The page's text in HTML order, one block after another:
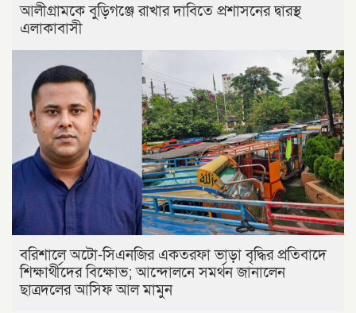
আলীগ্রামকে বুড়িগঞ্জে রাখার দাবিতে প্রশাসনের দ্বারস্থ
এলাকাবাসী
বরিশালে অটো-সিএনজির একতরফা ভাড়া বৃদ্ধির প্রতিবাদে
শিক্ষার্থীদের বিক্ষোভ; আন্দোলনে সমর্থন জানালেন
ছাত্রদলের আসিফ আল মামুন